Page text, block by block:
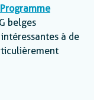
Programme
belges
à de